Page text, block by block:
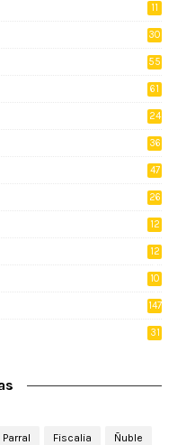
11
30
55
61
24
36
47
26
12
12
10
147
31
Parral Fiscalia Ñuble